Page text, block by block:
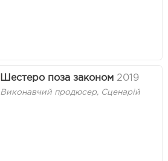
Шестеро поза законом 2019
Виконавчий продюсер, Сценарій